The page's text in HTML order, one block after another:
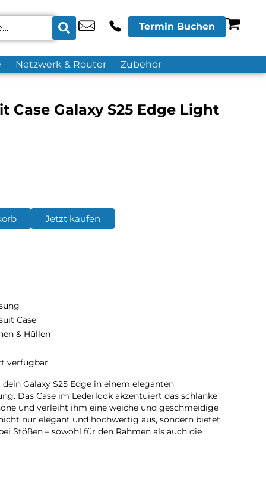
Termin Buchen
Netzwerk & Router Zubehör
Case Galaxy S25 Edge Light
Jetzt kaufen
Case
& Hüllen
verfügbar
Galaxy S25 Edge in einem eleganten
Das Case im Lederlook akzentuiert das schlanke
und verleiht ihm eine weiche und geschmeidige
nur elegant und hochwertig aus, sondern bietet
Stößen – sowohl für den Rahmen als auch die